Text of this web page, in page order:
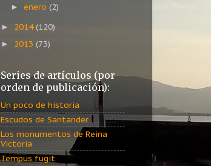
►enero(2)
► 2014(120)
► 2013 (73)
Series de artículos (por
orden de publicación):
Un poco de historia
Escudos de Santander
Los monumentos de Reina
Victoria
Tempus fugit